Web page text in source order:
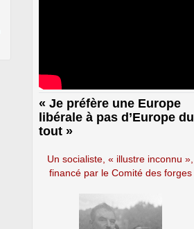
« Je préfère une Europe
libérale à pas d’Europe du
tout »
Un socialiste, « illustre inconnu »,
financé par le Comité des forges